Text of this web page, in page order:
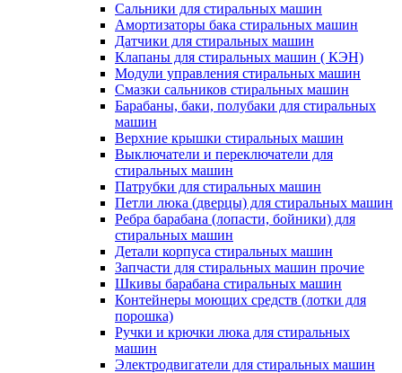
Сальники для стиральных машин
Амортизаторы бака стиральных машин
Датчики для стиральных машин
Клапаны для стиральных машин ( КЭН)
Модули управления стиральных машин
Смазки сальников стиральных машин
Барабаны, баки, полубаки для стиральных
машин
Верхние крышки стиральных машин
Выключатели и переключатели для
стиральных машин
Патрубки для стиральных машин
Петли люка (дверцы) для стиральных машин
Ребра барабана (лопасти, бойники) для
стиральных машин
Детали корпуса стиральных машин
Запчасти для стиральных машин прочие
Шкивы барабана стиральных машин
Контейнеры моющих средств (лотки для
порошка)
Ручки и крючки люка для стиральных
машин
Электродвигатели для стиральных машин